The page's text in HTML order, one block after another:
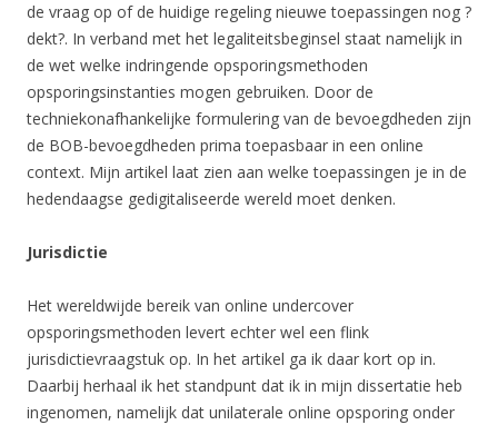
de vraag op of de huidige regeling nieuwe toepassingen nog ?
dekt?. In verband met het legaliteitsbeginsel staat namelijk in
de wet welke indringende opsporingsmethoden
opsporingsinstanties mogen gebruiken. Door de
techniekonafhankelijke formulering van de bevoegdheden zijn
de BOB-bevoegdheden prima toepasbaar in een online
context. Mijn artikel laat zien aan welke toepassingen je in de
hedendaagse gedigitaliseerde wereld moet denken.
Jurisdictie
Het wereldwijde bereik van online undercover
opsporingsmethoden levert echter wel een flink
jurisdictievraagstuk op. In het artikel ga ik daar kort op in.
Daarbij herhaal ik het standpunt dat ik in mijn dissertatie heb
ingenomen, namelijk dat unilaterale online opsporing onder